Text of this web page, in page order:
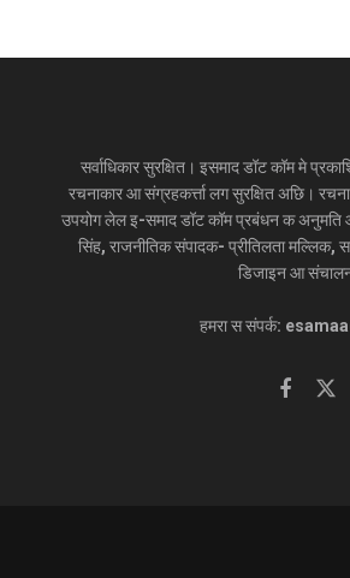
सर्वाधिकार सुरक्षित। इसमाद डॉट कॉम मे
रचनाकार आ संग्रहकर्त्ता लग सुरक्षित अछि।
उपयोग लेल इ-समाद डॉट कॉम प्रबंधन क
सिंह, राजनीतिक संपादक- प्रीतिलता मल्लिक,
डिजाइन आ
हमरा स संपर्क: